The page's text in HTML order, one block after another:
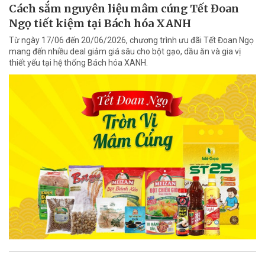
Cách sắm nguyên liệu mâm cúng Tết Đoan
Ngọ tiết kiệm tại Bách hóa XANH
Từ ngày 17/06 đến 20/06/2026, chương trình ưu đãi Tết Đoan Ngọ
mang đến nhiều deal giảm giá sâu cho bột gạo, dầu ăn và gia vị
thiết yếu tại hệ thống Bách hóa XANH.